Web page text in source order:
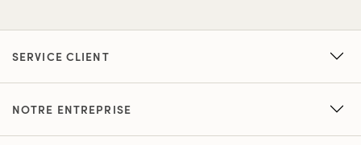
SERVICE CLIENT
NOTRE ENTREPRISE